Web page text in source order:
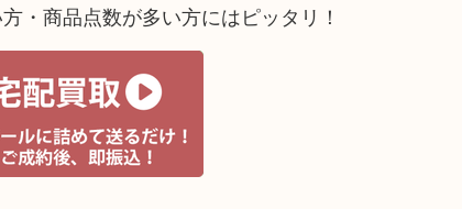
・商品点数が多い方にはピッタリ！